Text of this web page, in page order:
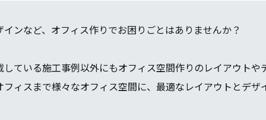
ンなど、オフィス作りでお困りごとはありませんか？
ている施工事例以外にもオフィス空間作りのレイアウト
ィスまで様々なオフィス空間に、最適なレイアウトとデザ